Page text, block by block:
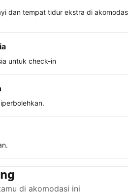
dan tempat tidur ekstra di
untuk check-in
di akomodasi ini